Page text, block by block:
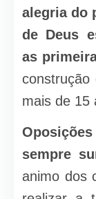
alegria do
de Deus
as
mais de 15
Oposições
sempre
animo dos